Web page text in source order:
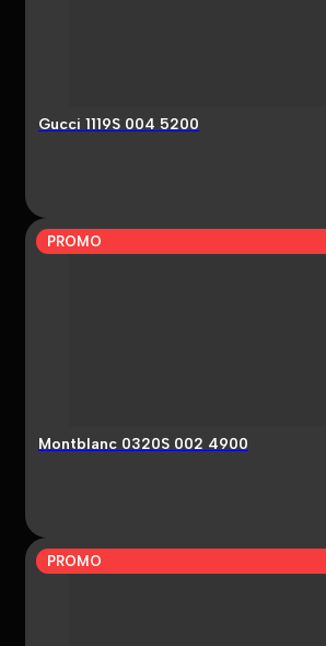
Gucci 1119S 004 5200
PROMO
Montblanc 0320S 002 4900
PROMO